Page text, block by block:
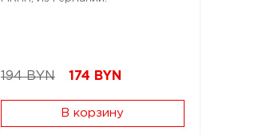
194 BYN 174 BYN
В корзину